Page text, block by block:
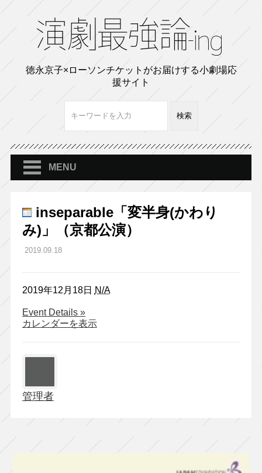
徳永京子×ローソンチケットがお届けする小劇場応
援サイト
MENU
inseparable「変半身(かわり
み)」（京都公演）
2019.09.18
2019年12月18日 N/A
Event Details about
inseparable「変
都
演）
»
カレンダーを表示
管理者